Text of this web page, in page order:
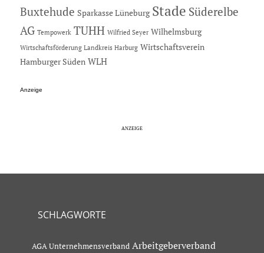
Buxtehude Sparkasse Lüneburg Stade Süderelbe
AG Tempowerk TUHH Wilfried Seyer Wilhelmsburg
Wirtschaftsförderung Landkreis Harburg Wirtschaftsverein
Hamburger Süden WLH
Anzeige
SCHLAGWORTE
AGA Unternehmensverband Arbeitgeberverband